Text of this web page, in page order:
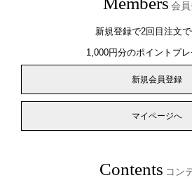
会
新規登録で2回目注文
1,000円分のポイントプレ
新規会員登録
マイページへ
Contents コン